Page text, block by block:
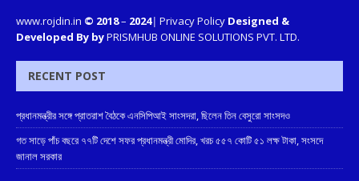
www.rojdin.in © 2018– 2024| Privacy Policy Designed &
Developed By byPRISMHUB ONLINE SOLUTIONS PVT. LTD.
RECENT POST
প্রধানমন্ত্রীর সঙ্গে প্রাতরাশ বৈঠকে এনসিপিআই সাংসদরা, ছিলেন তিন বেসুরো সাংসদও
গত সাড়ে পাঁচ বছরে ৭৭টি দেশে সফর প্রধানমন্ত্রী মোদির, খরচ ৫৫৭ কোটি ৫১ লক্ষ টাকা, সংসদে
জানাল সরকার